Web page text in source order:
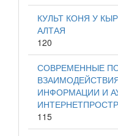
КУЛЬТ КОНЯ У
АЛТАЯ
120
СОВРЕМЕННЫЕ
ИНФОРМАЦИИ И
115